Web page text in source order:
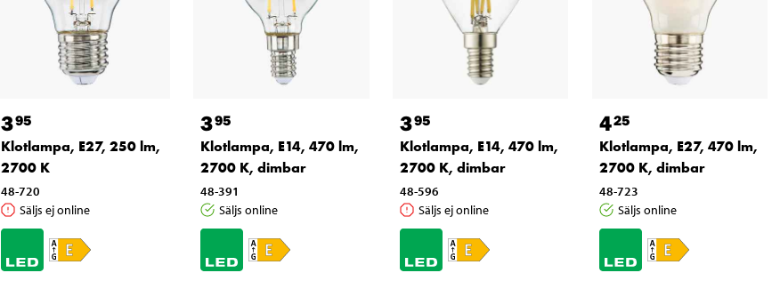
395
Klotlampa, E27, 250 lm,
2700 K
48-720
Säljs ej online
395
Klotlampa, E14, 470 lm,
2700 K, dimbar
48-391
Säljs online
395
Klotlampa, E14, 470 lm,
2700 K, dimbar
48-596
Säljs ej online
425
Klotlampa, E27, 470 lm,
2700 K, dimbar
48-723
Säljs online